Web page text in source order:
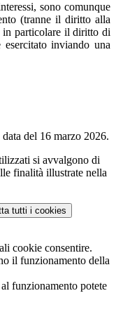
sono comunque
(tranne il diritto alla
in particolare il diritto di
esercitato inviando una
del 16 marzo 2026.
si avvalgono di
finalità illustrate nella
tutti i cookies
cookie consentire.
il funzionamento della
funzionamento potete